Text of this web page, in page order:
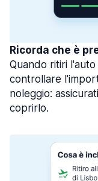
Ricorda che è
Quando ritiri
controllare
noleggio:
coprirlo.